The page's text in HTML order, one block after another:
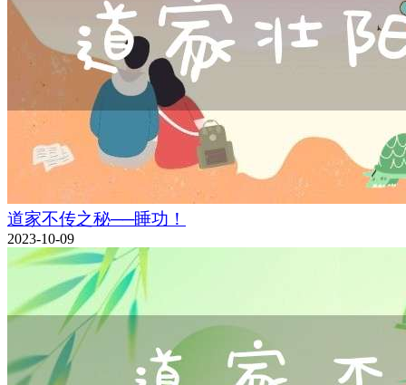
道家不传之秘──睡功！
2023-10-09